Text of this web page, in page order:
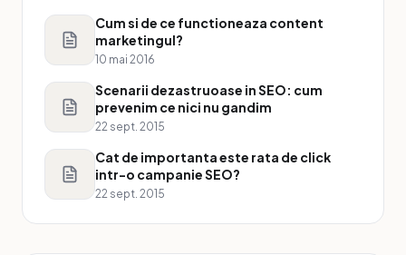
Cum si de ce functioneaza content
marketingul?
10 mai 2016
Scenarii dezastruoase in SEO: cum
prevenim ce nici nu gandim
22 sept. 2015
Cat de importanta este rata de click
intr-o campanie SEO?
22 sept. 2015